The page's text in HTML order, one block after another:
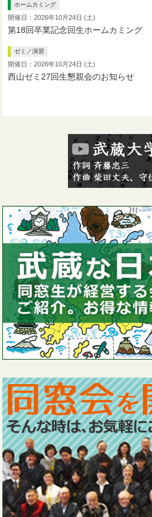
ホームカミング
開催日：2026年10月24日 (土)
第18回卒業記念回生ホームカミング
ゼミ／演習
開催日：2026年10月24日 (土)
西山ゼミ27回生懇親会のお知らせ